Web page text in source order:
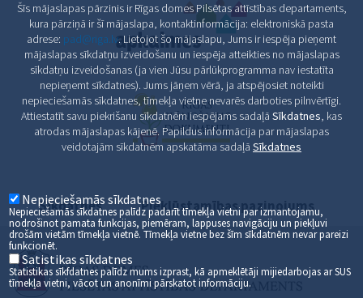
Sīkdatnes Piekļūstamības paziņojums
Šīs mājaslapas pārzinis ir Rīgas domes Pilsētas attīstības departaments,
kura pārziņā ir šī mājaslapa, kontaktinformācija: elektroniskā pasta
adrese: pad@riga.lv. Lietojot šo mājaslapu, Jums ir iespēja pieņemt
mājaslapas sīkdatņu izveidošanu un iespēja atteikties no mājaslapas
sīkdatņu izveidošanas (ja vien Jūsu pārlūkprogramma nav iestatīta
nepieņemt sīkdatnes). Jums jāņem vērā, ja atspējosiet noteikti
nepieciešamās sīkdatnes, tīmekļa vietne nevarēs darboties pilnvērtīgi.
Attiestatīt savu piekrišanu sīkdatnēm iespējams sadaļā Sīkdatnes, kas
atrodas mājaslapas kājenē. Papildus informācija par mājaslapas
veidotajām sīkdatnēm apskatāma sadaļā Sīkdatnes
Nepieciešamās sīkdatnes
Nepieciešamās sīkdatnes palīdz padarīt tīmekļa vietni par izmantojamu,
nodrošinot pamata funkcijas, piemēram, lappuses navigāciju un piekļuvi
drošām vietām tīmekļa vietnē. Tīmekļa vietne bez šīm sīkdatnēm nevar pareizi
funkcionēt.
Satistikas sīkdatnes
Statistikas sīkfdatnes palīdz mums izprast, kā apmeklētāji mijiedarbojas ar SUS
tīmekļa vietni, vācot un anonīmi pārskatot informāciju.